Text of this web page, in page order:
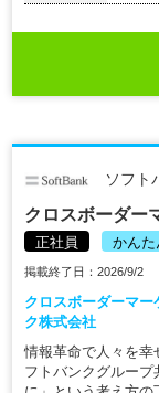
ソフト
クロスボーダー
正社員 かんた
掲載終了日：2026/9/2
クロスボーダーマ
ク株式会社
情報革命で人々を幸
フトバンクグルー